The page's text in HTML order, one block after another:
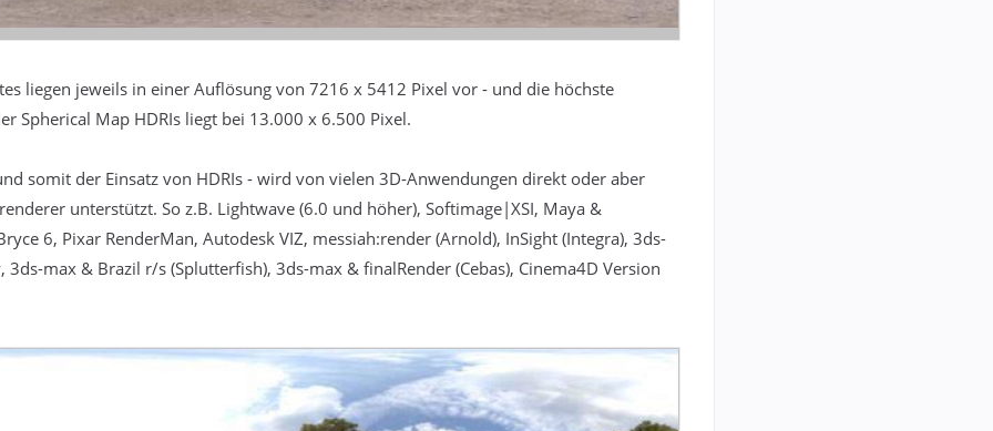
liegen jeweils in einer Auflösung von 7216 x 5412 Pixel vor - und die höchste
Spherical Map HDRIs liegt bei 13.000 x 6.500 Pixel.
somit der Einsatz von HDRIs - wird von vielen 3D-Anwendungen direkt oder aber
unterstützt. So z.B. Lightwave (6.0 und höher), Softimage|XSI, Maya &
6, Pixar RenderMan, Autodesk VIZ, messiah:render (Arnold), InSight (Integra), 3ds-
3ds-max & Brazil r/s (Splutterfish), 3ds-max & finalRender (Cebas), Cinema4D Version